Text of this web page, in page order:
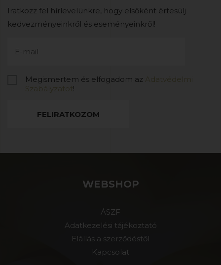
Iratkozz fel hírlevelünkre, hogy elsőként értesülj
kedvezményeinkről és eseményeinkről!
Megismertem és elfogadom az Adatvédelmi
Szabályzatot !
FELIRATKOZOM
WEBSHOP
ÁSZF
Adatkezelési tájékoztató
Elállás a szerződéstől
Kapcsolat